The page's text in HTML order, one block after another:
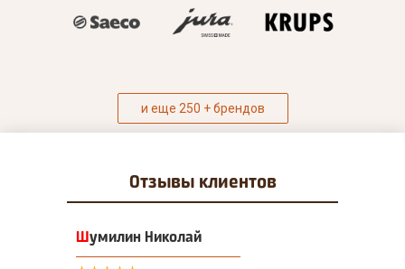
и еще 250 + брендов
Отзывы клиентов
Шумилин Николай